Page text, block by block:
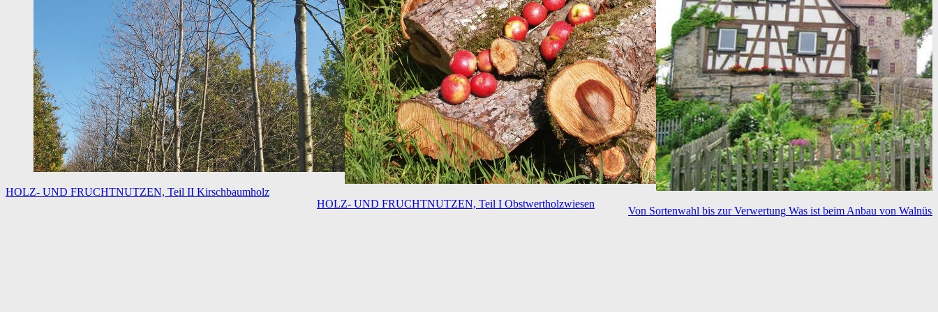
HOLZ- UND FRUCHTNUTZEN, Teil II Kirschbaumholz
HOLZ- UND FRUCHTNUTZEN, Teil I Obstwertholzwiesen
Von Sortenwahl bis zur Verwertung Was ist beim Anbau von